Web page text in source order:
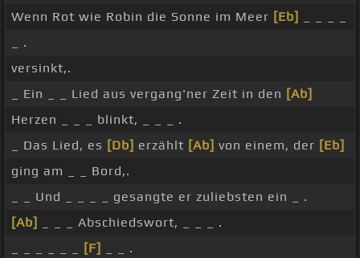
Wenn Rot wie Robin die Sonne im Meer [Eb]
_ .
versinkt,.
_ Ein _ _ Lied aus vergang'ner Zeit in den [Ab]
Herzen _ _ _ blinkt, _ _ _ .
_ Das Lied, es [Db] erzählt [Ab] von einem, der [Eb]
ging am _ _ Bord,.
_ _ Und _ _ _ _ gesangte er zuliebsten ein _ .
[Ab]
_ _ _ Abschiedswort, _ _ _ .
[F]
_ _ .